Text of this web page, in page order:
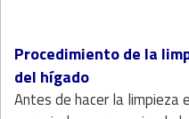
Procedimiento de la
del hígado
Antes de hacer la limpieza